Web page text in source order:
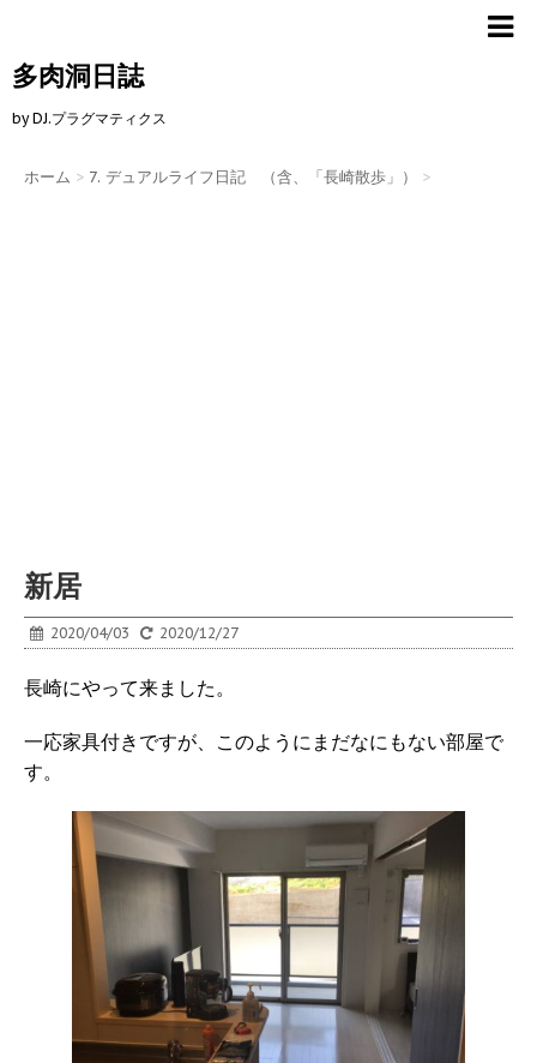
多肉洞日誌
by DJ.プラグマティクス
ホーム > 7. デュアルライフ日記 （含、「長崎散歩」） >
新居
2020/04/03 2020/12/27
長崎にやって来ました。
一応家具付きですが、このようにまだなにもない部屋で
す。